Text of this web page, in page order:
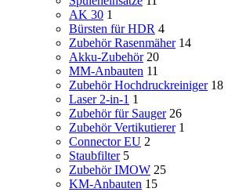
AK 30 1
Bürsten für HDR 4
Zubehör Rasenmäher 14
Akku-Zubehör 20
MM-Anbauten 11
Zubehör Hochdruckreiniger 18
Laser 2-in-1 1
Zubehör für Sauger 26
Zubehör Vertikutierer 1
Connector EU 2
Staubfilter 5
Zubehör IMOW 25
KM-Anbauten 15